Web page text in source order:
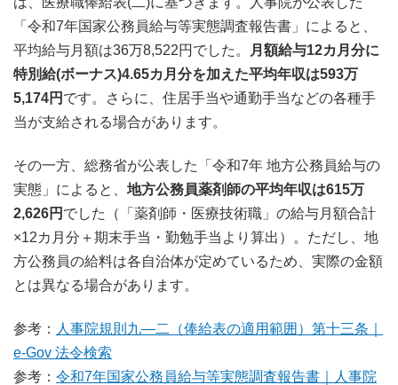
「令和7年国家公務員給与等実態調査報告書」によると、
平均給与月額は36万8,522円でした。
月額給与12カ月分に
特別給(ボーナス)4.65カ月分を加えた平均年収は593万
5,174円 です。さらに、住居手当や通勤手当などの各種手
当が支給される場合があります。
その一方、総務省が公表した「令和7年 地方公務員給与の
実態」によると、 地方公務員薬剤師の平均年収は615万
2,626円 でした（「薬剤師・医療技術職」の給与月額合計
×12カ月分＋期末手当・勤勉手当より算出）。ただし、地
方公務員の給料は各自治体が定めているため、実際の金額
とは異なる場合があります。
参考： 人事院規則九―二（俸給表の適用範囲）第十三条｜
e-Gov 法令検索
参考： 令和7年国家公務員給与等実態調査報告書｜人事院